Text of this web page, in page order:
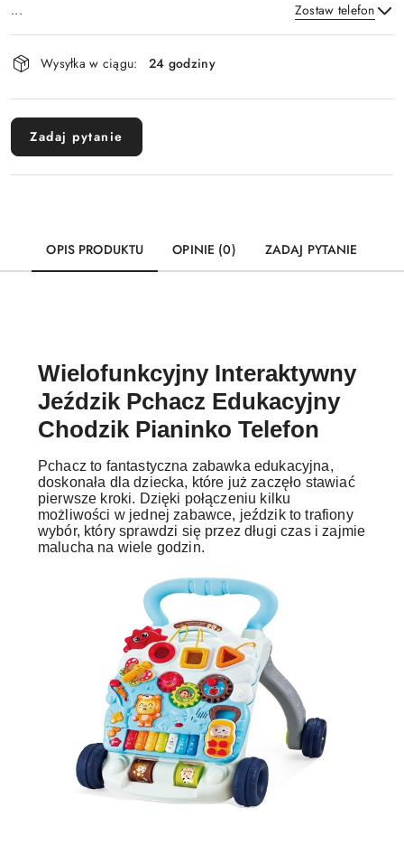
... Zostaw telefon
Dostępność
i
dostawa
Wysyłka w ciągu: 24 godziny
Zadaj pytanie
OPIS PRODUKTU OPINIE (0) ZADAJ PYTANIE
Wielofunkcyjny Interaktywny
Jeździk Pchacz Edukacyjny
Chodzik Pianinko Telefon
Pchacz to fantastyczna zabawka edukacyjna,
doskonała dla dziecka, które już zaczęło stawiać
pierwsze kroki. Dzięki połączeniu kilku
możliwości w jednej zabawce, jeździk to trafiony
wybór, który sprawdzi się przez długi czas i zajmie
malucha na wiele godzin.